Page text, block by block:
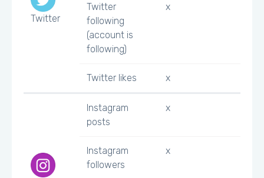
Twitter
Twitter
following
(account is
following)
x
Twitter likes x
Instagram
posts
x
Instagram
followers
x